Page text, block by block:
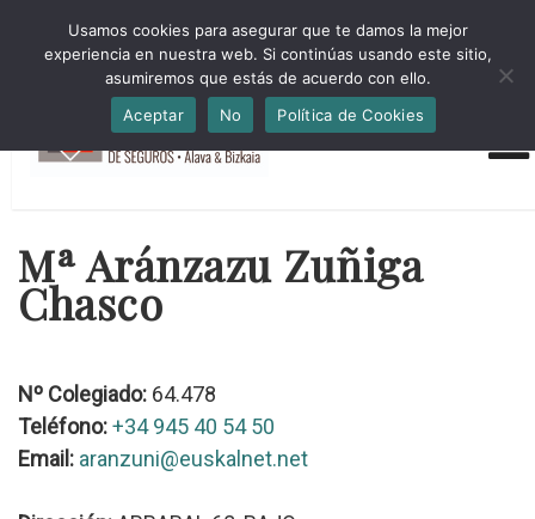
HORARIO INVIERNO Lun-Jue 09:00-16:30 Vier 9:00-14:00
administracion@cmsab.eus 94.442.43.43 Móvil y Whatsapp
688.889.170
Mª Aránzazu Zuñiga
Chasco
Nº Colegiado: 64.478
Teléfono:+34 945 40 54 50
Email: aranzuni@euskalnet.net
Usamos cookies para asegurar que te damos la mejor
experiencia en nuestra web. Si continúas usando este sitio,
asumiremos que estás de acuerdo con ello.
Aceptar
No Política de Cookies